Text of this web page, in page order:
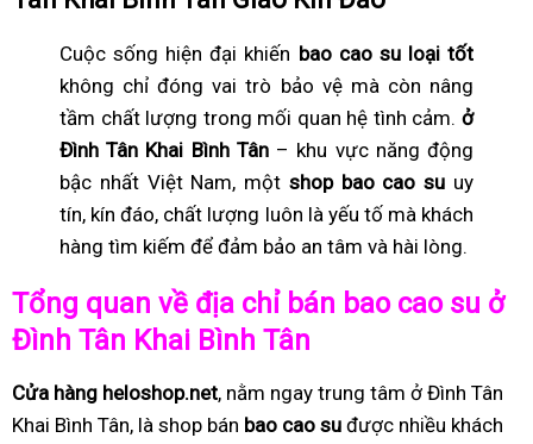
Cuộc sống hiện đại khiến bao cao su loại tốt
không chỉ đóng vai trò bảo vệ mà còn nâng
tầm chất lượng trong mối quan hệ tình cảm. ở
Đình Tân Khai Bình Tân– khu vực năng động
bậc nhất Việt Nam, một shop bao cao su uy
tín, kín đáo, chất lượng luôn là yếu tố mà khách
hàng tìm kiếm để đảm bảo an tâm và hài lòng.
Tổng quan về địa chỉ bán bao cao su ở
Đình Tân Khai Bình Tân
Cửa hàng heloshop.net, nằm ngay trung tâm ở Đình Tân
Khai Bình Tân, là shop bán bao cao su được nhiều khách